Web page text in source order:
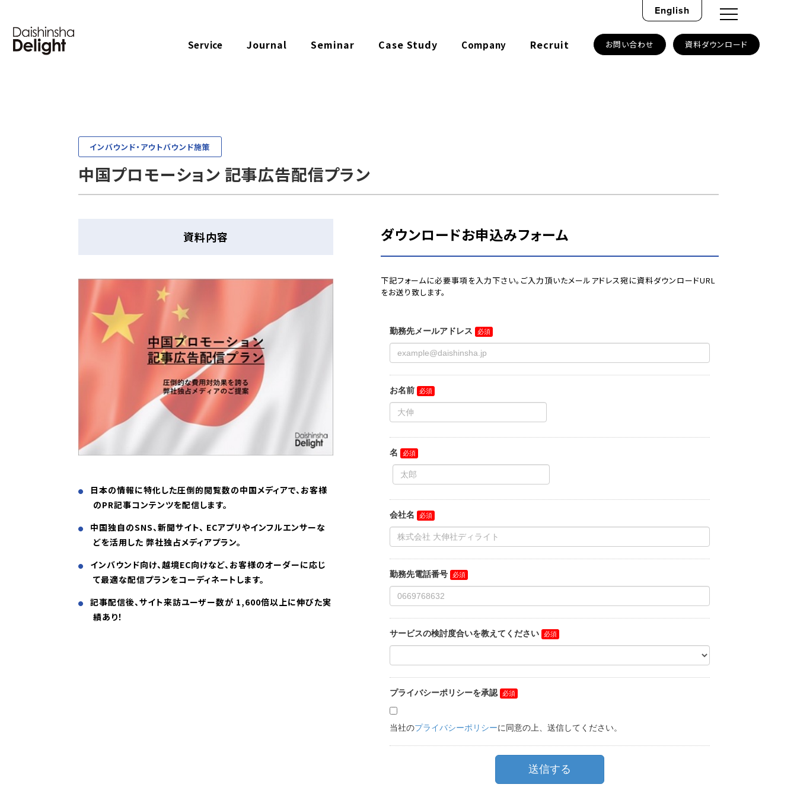
Service Journal Seminar Case Study Company Recruit お問い合わせ 資料ダウンロード
English
インバウンド・アウトバウンド施策
中国プロモーション 記事広告配信プラン
資料内容
日本の情報に特化した圧倒的閲覧数の中国メディアで、お客様
のPR記事コンテンツを配信します。
中国独自のSNS、新聞サイト、 ECアプリやインフルエンサーな
どを活用した 弊社独占メディアプラン。
インバウンド向け、越境EC向けなど、お客様のオーダーに応じ
て最適な配信プランをコーディネートします。
記事配信後、サイト来訪ユーザー数が 1,600倍以上に伸びた実
績あり！
ダウンロードお申込みフォーム
下記フォームに必要事項を入力下さい。ご入力頂いたメールアドレス宛に資料ダウンロードURL
をお送り致します。